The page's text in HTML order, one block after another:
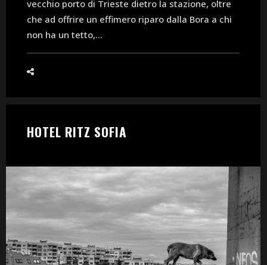
vecchio porto di Trieste dietro la stazione, oltre
che ad offrire un effimero riparo dalla Bora a chi
non ha un tetto,...
HOTEL RITZ SOFIA